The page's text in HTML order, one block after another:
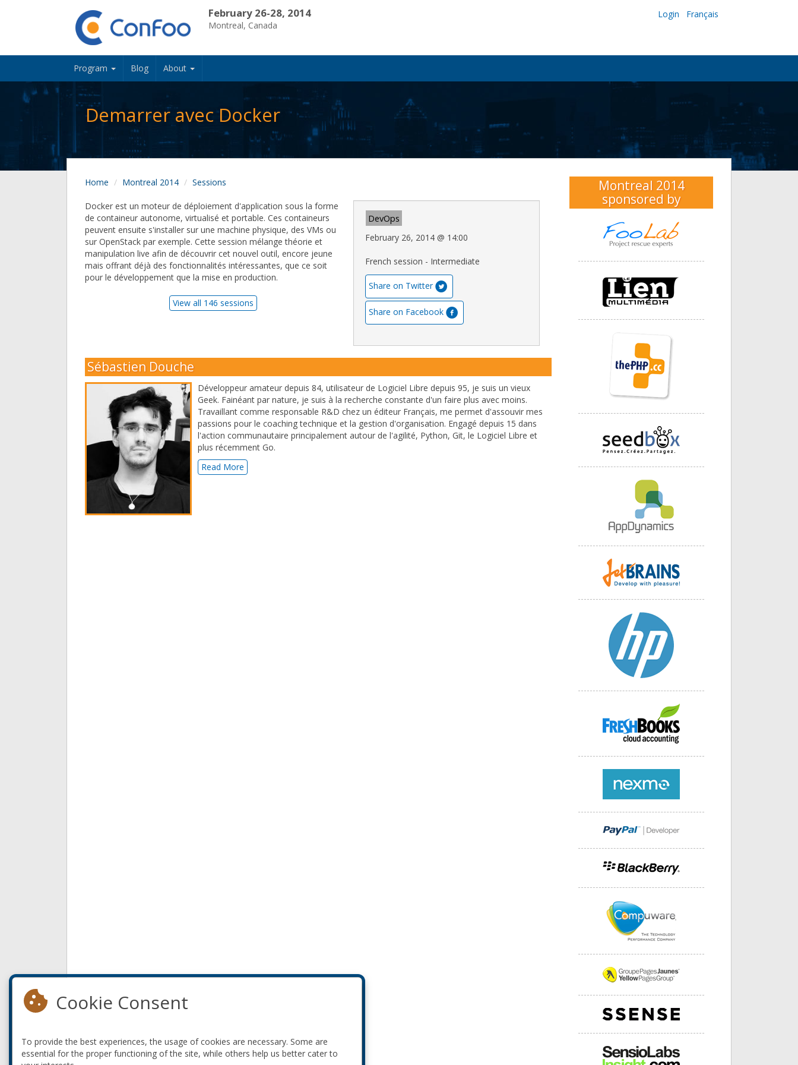
February 26-28, 2014
Montreal, Canada
Login Français
Program Blog About
Demarrer avec Docker
Home Montreal 2014 Sessions
DevOps
February 26, 2014 @ 14:00
French session - Intermediate
Share on Twitter
Share on Facebook
Docker est un moteur de déploiement d'application sous la forme
de containeur autonome, virtualisé et portable. Ces containeurs
peuvent ensuite s'installer sur une machine physique, des VMs ou
sur OpenStack par exemple. Cette session mélange théorie et
manipulation live afin de découvrir cet nouvel outil, encore jeune
mais offrant déjà des fonctionnalités intéressantes, que ce soit
pour le développement que la mise en production.
View all 146 sessions
Sébastien Douche
Développeur amateur depuis 84, utilisateur de Logiciel Libre depuis 95, je suis un vieux
Geek. Fainéant par nature, je suis à la recherche constante d'un faire plus avec moins.
Travaillant comme responsable R&D chez un éditeur Français, me permet d'assouvir mes
passions pour le coaching technique et la gestion d'organisation. Engagé depuis 15 dans
l'action communautaire principalement autour de l'agilité, Python, Git, le Logiciel Libre et
plus récemment Go.
Read More
Montreal 2014
sponsored by
Cookie Consent
To provide the best experiences, the usage of cookies are necessary. Some are
essential for the proper functioning of the site, while others help us better cater to